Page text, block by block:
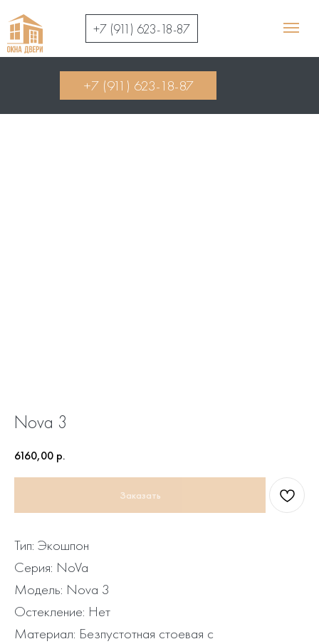
+7 (911) 623-18-87
+7 (911) 623-18-87
Nova 3
6160,00 р.
Заказать
Тип: Экошпон
Серия: NoVa
Модель: Nova 3
Остекление: Нет
Материал: Безпустотная стоевая с